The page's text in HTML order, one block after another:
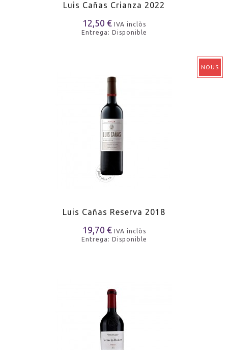
Luis Cañas Crianza 2022
12,50 € IVA inclòs
Entrega: Disponible
NOUS
Luis Cañas Reserva 2018
19,70 € IVA inclòs
Entrega: Disponible